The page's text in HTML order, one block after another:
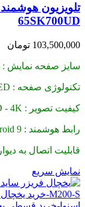
65SK700UD
103,500,000 تومان
سایز صفحه نمایش : 65 اینچ
تکنولوژی صفحه : LED
کیفیت تصویر : Ultra HD - 4K
رابط هوشمند : Android 9
قابلیت اتصال به دیوار
نمایش سریع